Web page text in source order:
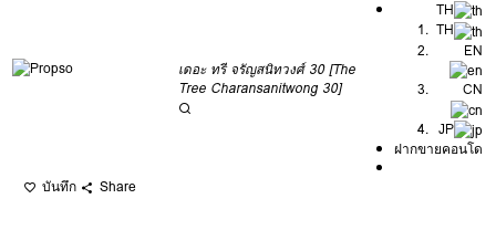
เดอะ ทรี จรัญสนิทวงศ์ 30 [The
Tree Charansanitwong 30]
TH
TH
EN
CN
JP
ฝากขายคอนโด
บันทึก
Share